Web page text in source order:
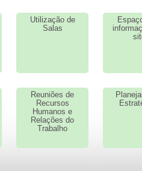
Utilização de
Salas
Reuniões de
Recursos
Humanos e
Relações do
Trabalho